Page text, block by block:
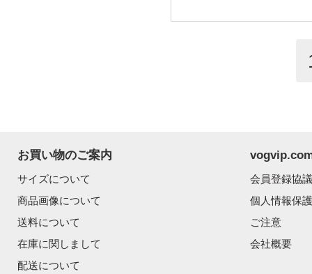
お買い物のご案内
サイズについて
商品画像について
送料について
在庫に関しまして
配送について
会員登録協
個人情報保
ご注意
会社概要